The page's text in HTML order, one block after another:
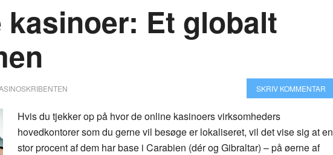
kasinoer: Et globalt
SKRIV KOMMENTAR
Hvis du tjekker op på hvor de online kasinoers virksomheders
hovedkontorer som du gerne vil besøge er lokaliseret, vil det vise sig at en
stor procent af dem har base i Carabien (dér og Gibraltar) – på øerne af